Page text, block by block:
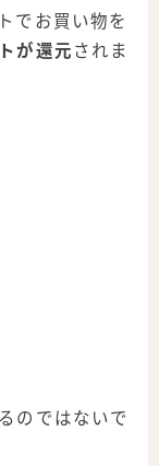
でお買い物を
が還元 されま
のではないで